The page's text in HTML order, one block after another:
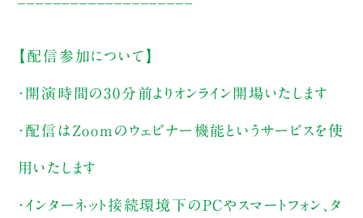
【配信参加について】
・開演時間の30分前よりオンライン開場いたします
・配信はZoomのウェビナー機能というサービスを使
用いたします
・インターネット接続環境下のPCやスマートフォン、タ